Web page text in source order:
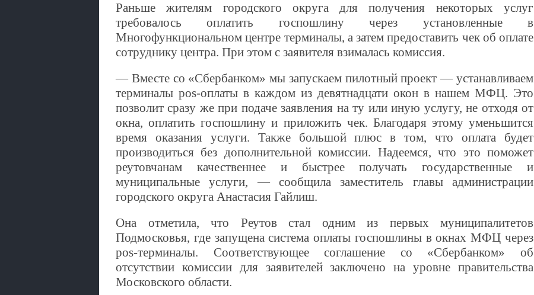
Раньше жителям городского округа для получения некоторых услуг
требовалось оплатить госпошлину через установленные в
Многофункциональном центре терминалы, а затем предоставить чек об оплате
сотруднику центра. При этом с заявителя взималась комиссия.
— Вместе со «Сбербанком» мы запускаем пилотный проект — устанавливаем
терминалы pos-оплаты в каждом из девятнадцати окон в нашем МФЦ. Это
позволит сразу же при подаче заявления на ту или иную услугу, не отходя от
окна, оплатить госпошлину и приложить чек. Благодаря этому уменьшится
время оказания услуги. Также большой плюс в том, что оплата будет
производиться без дополнительной комиссии. Надеемся, что это поможет
реутовчанам качественнее и быстрее получать государственные и
муниципальные услуги, — сообщила заместитель главы администрации
городского округа Анастасия Гайлиш.
Она отметила, что Реутов стал одним из первых муниципалитетов
Подмосковья, где запущена система оплаты госпошлины в окнах МФЦ через
pos-терминалы. Соответствующее соглашение со «Сбербанком» об
отсутствии комиссии для заявителей заключено на уровне правительства
Московского области.